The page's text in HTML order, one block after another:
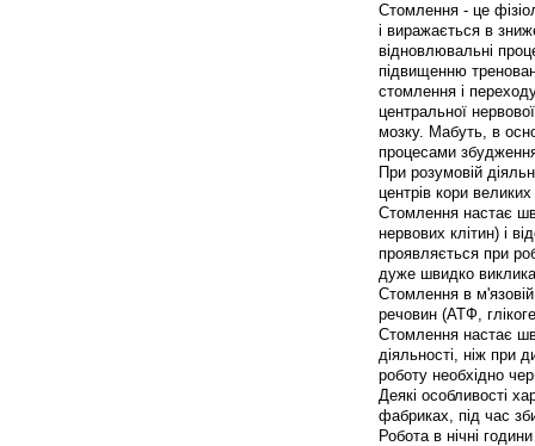
Стомлення - це
і виражається в
відновлювальні
підвищенню
стомлення і
центральної
мозку. Мабуть, в
процесами
При розумовій
центрів кори
Стомлення настає
нервових клітин) і
проявляється при
дуже швидко
Стомлення в
речовин (АТФ,
Стомлення настає
діяльності, ніж при
роботу необхідно
Деякі особливості
фабриках, під час
Робота в нічні